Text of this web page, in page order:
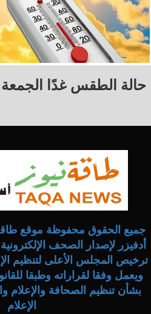
حالة الطقس غدًا الجمعة 7 أغسطس 2026
جميع الحقوق محفوظة موقع
أدفيزر لإصدار الصحف
بشأن تنظيم الصحافة والإعلام
الإعلام